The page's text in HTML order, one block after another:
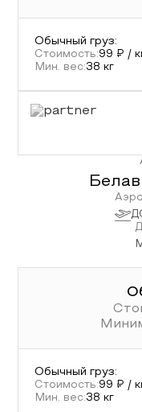
Обычный груз:
Стоимость:99 ₽ /
Мин. вес:38 кг
Обычный груз:
Стоимость:99 ₽ /
Мин. вес:38 кг